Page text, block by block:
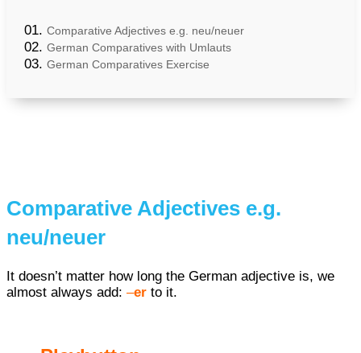
Comparative Adjectives e.g. neu/neuer
German Comparatives with Umlauts
German Comparatives Exercise
Comparative Adjectives e.g.
neu/neuer
It doesn’t matter how long the German adjective is, we
almost always add: –er to it.